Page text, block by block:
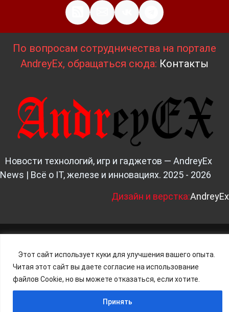
Этот сайт использует куки для улучшения вашего опыта.
Читая этот сайт вы даете согласие на использование
файлов Cookie, но вы можете отказаться, если хотите.
Принять
По вопросам сотрудничества на портале
AndreyEx, обращаться сюда: Контакты
Новости технологий, игр и гаджетов — AndreyEx
News | Всё о IT, железе и инновациях. 2025 - 2026
Дизайн и верстка:AndreyEx